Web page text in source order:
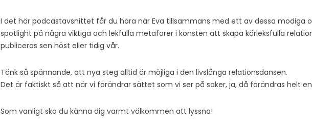
I det här podcastavsnittet får du höra när Eva tillsammans med ett av dessa modiga
spotlight på några viktiga och lekfulla metaforer i konsten att skapa kärleksfulla
publiceras sen höst eller tidig vår.
Tänk så spännande, att nya steg alltid är möjliga i den livslånga relationsdansen.
Det är faktiskt så att när vi förändrar sättet som vi ser på saker, ja, då förändras helt
Som vanligt ska du känna dig varmt välkommen att lyssna!